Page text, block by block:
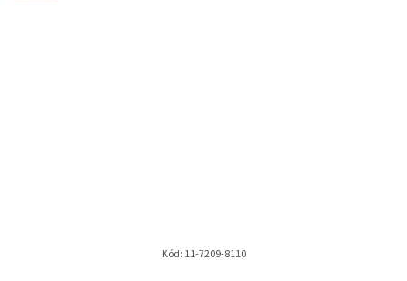
Kód: 11-7209-8110